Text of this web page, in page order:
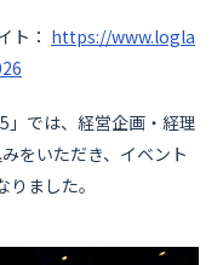
ト： https://www.logla
では、経営企画・経理
をいただき、イベント
ました。